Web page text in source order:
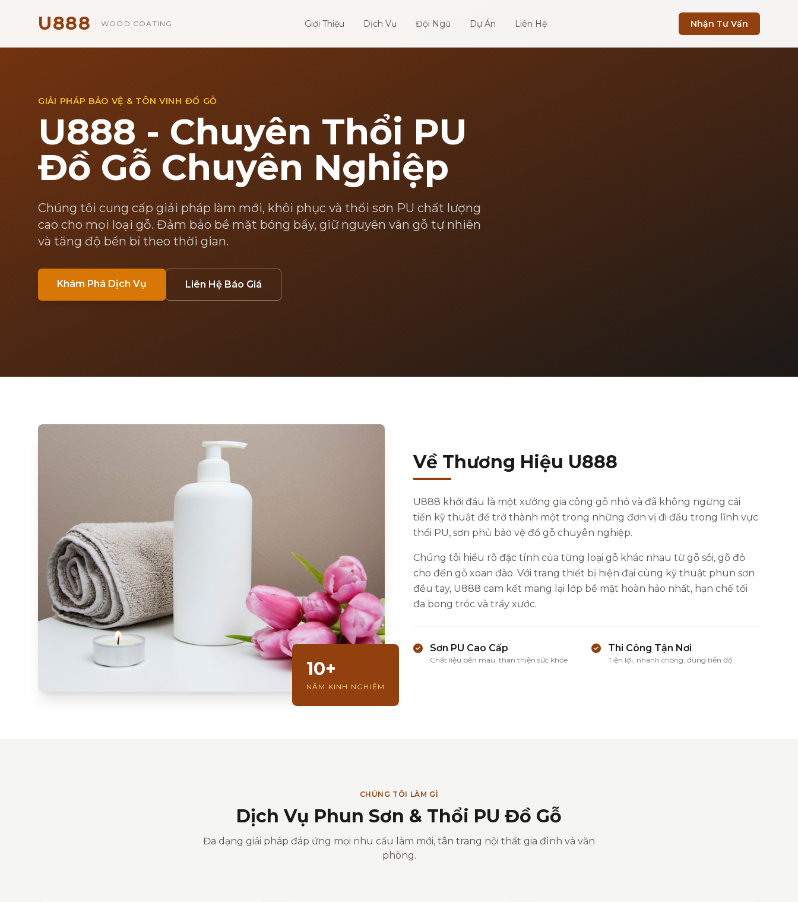
U888 WOOD COATING Giới Thiệu Dịch Vụ Đội Ngũ Dự Án Liên Hệ Nhận Tư Vấn
GIẢI PHÁP BẢO VỆ & TÔN VINH ĐỒ GỖ
U888 - Chuyên Thổi PU
Đồ Gỗ Chuyên Nghiệp
Chúng tôi cung cấp giải pháp làm mới, khôi phục và thổi sơn PU chất lượng
cao cho mọi loại gỗ. Đảm bảo bề mặt bóng bẩy, giữ nguyên vân gỗ tự nhiên
và tăng độ bền bỉ theo thời gian.
Khám Phá Dịch Vụ Liên Hệ Báo Giá
10+
NĂM KINH NGHIỆM
Về Thương Hiệu U888
U888 khởi đầu là một xưởng gia công gỗ nhỏ và đã không ngừng cải
tiến kỹ thuật để trở thành một trong những đơn vị đi đầu trong lĩnh vực
thổi PU, sơn phủ bảo vệ đồ gỗ chuyên nghiệp.
Chúng tôi hiểu rõ đặc tính của từng loại gỗ khác nhau từ gỗ sồi, gõ đỏ
cho đến gỗ xoan đào. Với trang thiết bị hiện đại cùng kỹ thuật phun sơn
đều tay, U888 cam kết mang lại lớp bề mặt hoàn hảo nhất, hạn chế tối
đa bong tróc và trầy xước.
Sơn PU Cao Cấp
Chất liệu bền màu, thân thiện sức khỏe
Thi Công Tận Nơi
Tiện lợi, nhanh chóng, đúng tiến độ
CHÚNG TÔI LÀM GÌ
Dịch Vụ Phun Sơn & Thổi PU Đồ Gỗ
Đa dạng giải pháp đáp ứng mọi nhu cầu làm mới, tân trang nội thất gia đình và văn
phòng.